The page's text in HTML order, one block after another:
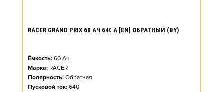
RACER GRAND PRIX 60 АЧ 640 А [EN] ОБРАТНЫЙ (BY)
Ёмкость: 60 Ач
Марка: RACER
Полярность: Обратная
Пусковой ток: 640